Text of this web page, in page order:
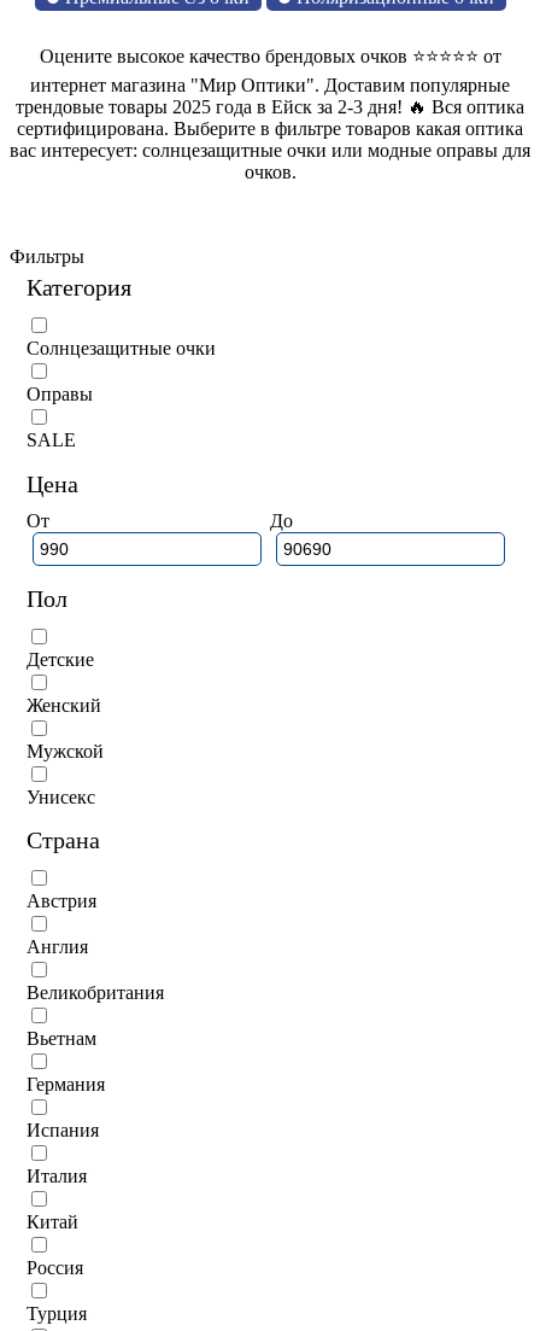
Оцените высокое качество брендовых очков ⭐⭐⭐⭐⭐ от
интернет магазина "Мир Оптики". Доставим популярные
трендовые товары 2025 года в Ейск за 2-3 дня! 🔥 Вся оптика
сертифицирована. Выберите в фильтре товаров какая оптика
вас интересует: солнцезащитные очки или модные оправы для
очков.
Фильтры
Категория
Солнцезащитные очки
Оправы
SALE
Цена
От До
Пол
Детские
Женский
Мужской
Унисекс
Страна
Австрия
Англия
Великобритания
Вьетнам
Германия
Испания
Италия
Китай
Россия
Турция